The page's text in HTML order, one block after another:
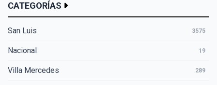
CATEGORÍAS
San Luis 3575
Nacional 19
Villa Mercedes 289